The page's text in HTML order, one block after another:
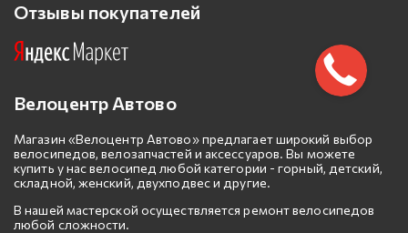
Отзывы покупателей
Велоцентр Автово
Магазин «Велоцентр Автово» предлагает широкий выбор
велосипедов, велозапчастей и аксессуаров. Вы можете
купить у нас велосипед любой категории - горный, детский,
складной, женский, двухподвес и другие.
В нашей мастерской осуществляется ремонт велосипедов
любой сложности.